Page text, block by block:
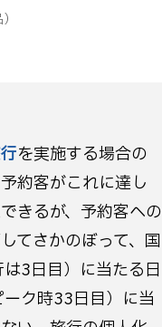
を実施する場合の
約客がこれに達し
きるが、予約客への
てさかのぼって、国
3日目）に当たる日
ク時33日目）に当